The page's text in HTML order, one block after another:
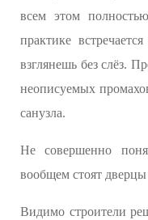
всем этом
практике
взглянешь без слёз.
неописуемых
санузла.
Не совершенно
вообщем стоят дверцы
Видимо строители